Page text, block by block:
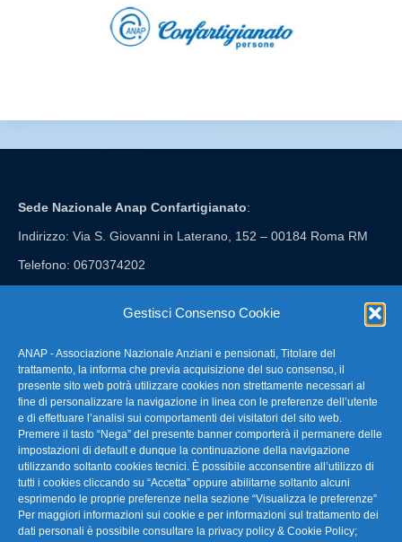
Gestisci Consenso Cookie
ANAP - Associazione Nazionale Anziani e pensionati, Titolare del
trattamento, la informa che previa acquisizione del suo consenso, il
presente sito web potrà utilizzare cookies non strettamente necessari al
fine di personalizzare la navigazione in linea con le preferenze dell’utente
e di effettuare l’analisi sui comportamenti dei visitatori del sito web.
Premere il tasto “Nega” del presente banner comporterà il permanere delle
impostazioni di default e dunque la continuazione della navigazione
utilizzando soltanto cookies tecnici. È possibile acconsentire all’utilizzo di
tutti i cookies cliccando su “Accetta” oppure abilitarne soltanto alcuni
esprimendo le proprie preferenze nella sezione “Visualizza le preferenze”
Per maggiori informazioni sui cookie e per informazioni sul trattamento dei
dati personali è possibile consultare la privacy policy & Cookie Policy;
Sede Nazionale Anap Confartigianato:
Indirizzo: Via S. Giovanni in Laterano, 152 – 00184 Roma RM
Telefono: 0670374202
FAQ – Domande Frequenti
La nostra Newsletter
Link Utili
TG Confartigianato
Privacy & Cookie Policy